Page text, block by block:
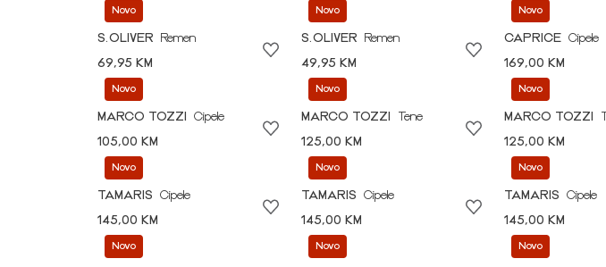
Novo
S.OLIVER
Remen
69,95 KM
Novo
S.OLIVER
Remen
49,95 KM
Novo
CAPRICE Cipele
169,00 KM
Novo
MARCO TOZZI
Cipele
105,00 KM
Novo
MARCO TOZZI
Tene
125,00 KM
Novo
MARCO TOZZI
125,00 KM
Novo
TAMARIS
Cipele
145,00 KM
Novo
TAMARIS
Cipele
145,00 KM
Novo
TAMARIS
Cipele
145,00 KM
Novo Novo Novo